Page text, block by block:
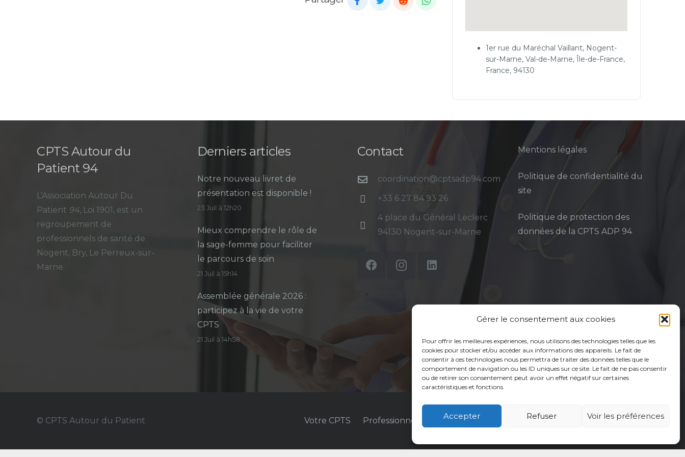
Gérer le consentement aux cookies
Pour offrir les meilleures expériences, nous utilisons des technologies telles que les
cookies pour stocker et/ou accéder aux informations des appareils. Le fait de
consentir à ces technologies nous permettra de traiter des données telles que le
comportement de navigation ou les ID uniques sur ce site. Le fait de ne pas consentir
ou de retirer son consentement peut avoir un effet négatif sur certaines
caractéristiques et fonctions.
Accepter Refuser Voir les préférences
1er rue du Maréchal Vaillant, Nogent-
sur-Marne, Val-de-Marne, Île-de-France,
France, 94130
CPTS Autour du
Patient 94
L’Association Autour Du
Patient 94, Loi 1901, est un
regroupement de
professionnels de santé de
Nogent, Bry, Le Perreux-sur-
Marne.
Derniers articles
Notre nouveau livret de
présentation est disponible !
23 Juil à 12h20
Mieux comprendre le rôle de
la sage-femme pour faciliter
le parcours de soin
21 Juil à 15h14
Assemblée générale 2026 :
participez à la vie de votre
CPTS
21 Juil à 14h58
Contact
coordination@cptsadp94.com
+33 6 27 84 93 26
4 place du Général Leclerc
94130 Nogent-sur-Marne
Mentions légales
Politique de confidentialité du
site
Politique de protection des
données de la CPTS ADP 94
© CPTS Autour du Patient Votre CPTS Professionnels de santé Usagers Actualités Adhérer Contact